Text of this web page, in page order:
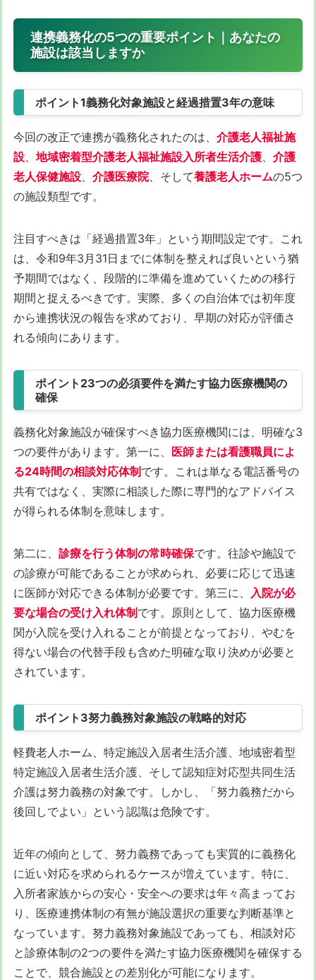
連携義務化の5つの重要ポイント｜あなたの
施設は該当しますか
ポイント1義務化対象施設と経過措置3年の意味
今回の改正で連携が義務化されたのは、 介護老人福祉施
設
地域密着型介護老人福祉施設入所者生活介護
介護
老人保健施設
介護医療院、そして養護老人ホームの5つ
の施設類型です。
注目すべきは「経過措置3年」という期間設定です。これ
は、令和9年3月31日までに体制を整えれば良いという猶
予期間ではなく、段階的に準備を進めていくための移行
期間と捉えるべきです。実際、多くの自治体では初年度
から連携状況の報告を求めており、早期の対応が評価さ
れる傾向にあります。
ポイント23つの必須要件を満たす協力医療機関の
確保
義務化対象施設が確保すべき協力医療機関には、明確な3
つの要件があります。第一に、 医師または看護職員によ
る24時間の相談対応体制です。これは単なる電話番号の
共有ではなく、実際に相談した際に専門的なアドバイス
が得られる体制を意味します。
第二に、 診療を行う体制の常時確保です。往診や施設で
の診療が可能であることが求められ、必要に応じて迅速
に医師が対応できる体制が必要です。第三に、
入院が必
要な場合の受け入れ体制です。原則として、協力医療機
関が入院を受け入れることが前提となっており、やむを
得ない場合の代替手段も含めた明確な取り決めが必要と
されています。
ポイント3努力義務対象施設の戦略的対応
軽費老人ホーム、特定施設入居者生活介護、地域密着型
特定施設入居者生活介護、そして認知症対応型共同生活
介護は努力義務の対象です。しかし、「努力義務だから
後回しでよい」という認識は危険です。
近年の傾向として、努力義務であっても実質的に義務化
に近い対応を求められるケースが増えています。特に、
入所者家族からの安心・安全への要求は年々高まってお
り、医療連携体制の有無が施設選択の重要な判断基準と
なっています。努力義務対象施設であっても、相談対応
と診療体制の2つの要件を満たす協力医療機関を確保する
ことで、競合施設との差別化が可能になります。